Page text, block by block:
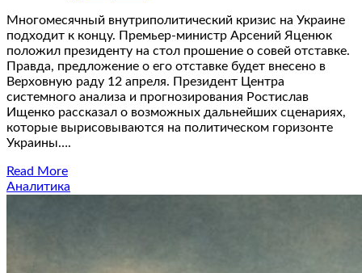
Многомесячный внутриполитический кризис на Украине
подходит к концу. Премьер-министр Арсений Яценюк
положил президенту на стол прошение о совей отставке.
Правда, предложение о его отставке будет внесено в
Верховную раду 12 апреля. Президент Центра
системного анализа и прогнозирования Ростислав
Ищенко рассказал о возможных дальнейших сценариях,
которые вырисовываются на политическом горизонте
Украины….
Read More
Аналитика